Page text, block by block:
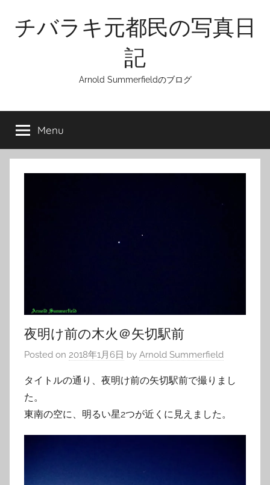
content
チバラキ元都民の写真日
記
Arnold Summerfieldのブログ
Menu
夜明け前の木火＠矢切駅前
Posted on 2018年1月6日 by Arnold Summerfield
タイトルの通り、夜明け前の矢切駅前で撮りまし
た。
東南の空に、明るい星2つが近くに見えました。